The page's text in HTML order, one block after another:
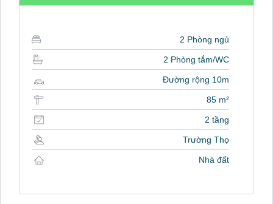
2 Phòng ngủ
2 Phòng tắm/WC
Đường rộng 10m
85 m²
2 tầng
Trường Thọ
Nhà đất